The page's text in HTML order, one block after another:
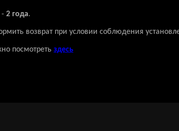
- 2 года.
возврат при условии соблюдения
посмотреть здесь